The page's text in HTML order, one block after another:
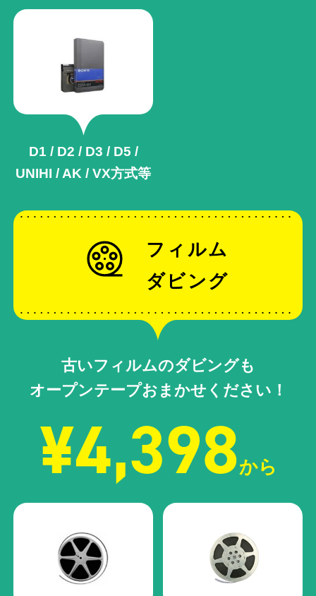
D1 / D2 / D3 / D5 /
UNIHI / AK /VX方式等
フィルム
ダビング
古いフィルムのダビングも
オープンテープおまかせください！
¥4,398から